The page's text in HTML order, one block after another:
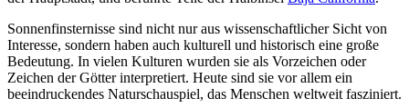
Sonnenfinsternisse sind nicht nur aus wissenschaftlicher Sicht von
Interesse, sondern haben auch kulturell und historisch eine große
Bedeutung. In vielen Kulturen wurden sie als Vorzeichen oder
Zeichen der Götter interpretiert. Heute sind sie vor allem ein
beeindruckendes Naturschauspiel, das Menschen weltweit fasziniert.